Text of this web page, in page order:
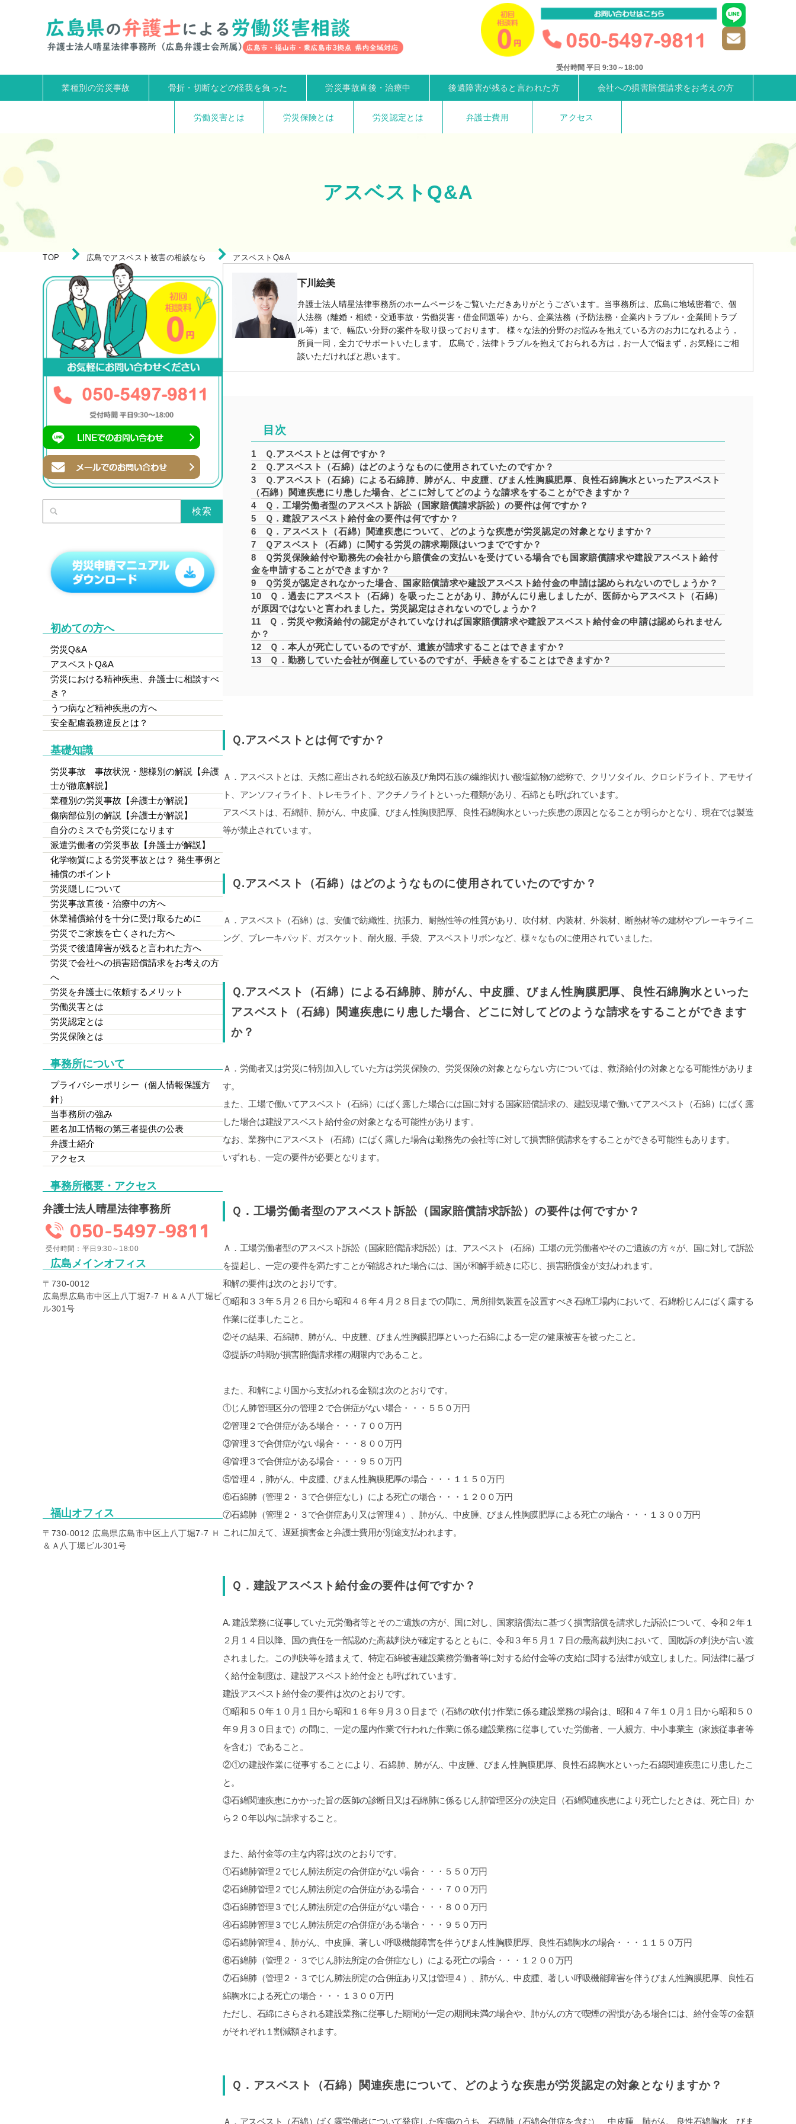
受付時間 平日 9:30～18:00
業種別の労災事故 骨折・切断などの怪我を負った 労災事故直後・治療中 後遺障害が残ると言われた方 会社への損害賠償請求をお考えの方
労働災害とは 労災保険とは 労災認定とは 弁護士費用 アクセス
アスベストQ&A
TOP 広島でアスベスト被害の相談なら アスベストQ&A
検索
初めての方へ
労災Q&A
アスベストQ&A
労災における精神疾患、弁護士に相談すべ
き？
うつ病など精神疾患の方へ
安全配慮義務違反とは？
基礎知識
労災事故 事故状況・態様別の解説【弁護
士が徹底解説】
業種別の労災事故【弁護士が解説】
傷病部位別の解説【弁護士が解説】
自分のミスでも労災になります
派遣労働者の労災事故【弁護士が解説】
化学物質による労災事故とは？ 発生事例と
補償のポイント
労災隠しについて
労災事故直後・治療中の方へ
休業補償給付を十分に受け取るために
労災でご家族を亡くされた方へ
労災で後遺障害が残ると言われた方へ
労災で会社への損害賠償請求をお考えの方
へ
労災を弁護士に依頼するメリット
労働災害とは
労災認定とは
労災保険とは
事務所について
プライバシーポリシー（個人情報保護方
針）
当事務所の強み
匿名加工情報の第三者提供の公表
弁護士紹介
アクセス
事務所概要・アクセス
弁護士法人晴星法律事務所
050-5497-9811
受付時間：平日9:30～18:00
広島メインオフィス
〒730-0012
広島県広島市中区上八丁堀7-7 Ｈ＆Ａ八丁堀ビ
ル301号
福山オフィス
〒730-0012 広島県広島市中区上八丁堀7-7 Ｈ
＆Ａ八丁堀ビル301号
下川絵美
弁護士法人晴星法律事務所のホームページをご覧いただきありがとうございます。当事務所は、広島に地域密着で、個
人法務（離婚・相続・交通事故・労働災害・借金問題等）から、企業法務（予防法務・企業内トラブル・企業間トラブ
ル等）まで、幅広い分野の案件を取り扱っております。 様々な法的分野のお悩みを抱えている方のお力になれるよう，
所員一同，全力でサポートいたします。 広島で，法律トラブルを抱えておられる方は，お一人で悩まず，お気軽にご相
談いただければと思います。
目次
1
Ｑ.アスベストとは何ですか？
2
Ｑ.アスベスト（石綿）はどのようなものに使用されていたのですか？
3
Ｑ.アスベスト（石綿）による石綿肺、肺がん、中皮腫、びまん性胸膜肥厚、良性石綿胸水といったアスベスト
（石綿）関連疾患にり患した場合、どこに対してどのような請求をすることができますか？
4
Ｑ．工場労働者型のアスベスト訴訟（国家賠償請求訴訟）の要件は何ですか？
5
Ｑ．建設アスベスト給付金の要件は何ですか？
6
Ｑ．アスベスト（石綿）関連疾患について、どのような疾患が労災認定の対象となりますか？
7
Ｑアスベスト（石綿）に関する労災の請求期限はいつまでですか？
8
Ｑ労災保険給付や勤務先の会社から賠償金の支払いを受けている場合でも国家賠償請求や建設アスベスト給付
金を申請することができますか？
9
Ｑ労災が認定されなかった場合、国家賠償請求や建設アスベスト給付金の申請は認められないのでしょうか？
10
Ｑ．過去にアスベスト（石綿）を吸ったことがあり、肺がんにり患しましたが、医師からアスベスト（石綿）
が原因ではないと言われました。労災認定はされないのでしょうか？
11
Ｑ．労災や救済給付の認定がされていなければ国家賠償請求や建設アスベスト給付金の申請は認められません
か？
12
Ｑ．本人が死亡しているのですが、遺族が請求することはできますか？
13
Ｑ．勤務していた会社が倒産しているのですが、手続きをすることはできますか？
Ｑ.アスベストとは何ですか？
Ａ．アスベストとは、天然に産出される蛇紋石族及び角閃石族の繊維状けい酸塩鉱物の総称で、クリソタイル、クロシドライト、アモサイ
ト、アンソフィライト、トレモライト、アクチノライトといった種類があり、石綿とも呼ばれています。
アスベストは、石綿肺、肺がん、中皮腫、びまん性胸膜肥厚、良性石綿胸水といった疾患の原因となることが明らかとなり、現在では製造
等が禁止されています。
Ｑ.アスベスト（石綿）はどのようなものに使用されていたのですか？
Ａ．アスベスト（石綿）は、安価で紡織性、抗張力、耐熱性等の性質があり、吹付材、内装材、外装材、断熱材等の建材やブレーキライニ
ング、ブレーキパッド、ガスケット、耐火服、手袋、アスベストリボンなど、様々なものに使用されていました。
Ｑ.アスベスト（石綿）による石綿肺、肺がん、中皮腫、びまん性胸膜肥厚、良性石綿胸水といった
アスベスト（石綿）関連疾患にり患した場合、どこに対してどのような請求をすることができます
か？
Ａ．労働者又は労災に特別加入していた方は労災保険の、労災保険の対象とならない方については、救済給付の対象となる可能性がありま
す。
また、工場で働いてアスベスト（石綿）にばく露した場合には国に対する国家賠償請求の、建設現場で働いてアスベスト（石綿）にばく露
した場合は建設アスベスト給付金の対象となる可能性があります。
なお、業務中にアスベスト（石綿）にばく露した場合は勤務先の会社等に対して損害賠償請求をすることができる可能性もあります。
いずれも、一定の要件が必要となります。
Ｑ．工場労働者型のアスベスト訴訟（国家賠償請求訴訟）の要件は何ですか？
Ａ．工場労働者型のアスベスト訴訟（国家賠償請求訴訟）は、アスベスト（石綿）工場の元労働者やそのご遺族の方々が、国に対して訴訟
を提起し、一定の要件を満たすことが確認された場合には、国が和解手続きに応じ、損害賠償金が支払われます。
和解の要件は次のとおりです。
①昭和３３年５月２６日から昭和４６年４月２８日までの間に、局所排気装置を設置すべき石綿工場内において、石綿粉じんにばく露する
作業に従事したこと。
②その結果、石綿肺、肺がん、中皮腫、びまん性胸膜肥厚といった石綿による一定の健康被害を被ったこと。
③提訴の時期が損害賠償請求権の期限内であること。
また、和解により国から支払われる金額は次のとおりです。
①じん肺管理区分の管理２で合併症がない場合・・・５５０万円
②管理２で合併症がある場合・・・７００万円
③管理３で合併症がない場合・・・８００万円
④管理３で合併症がある場合・・・９５０万円
⑤管理４，肺がん、中皮腫、びまん性胸膜肥厚の場合・・・１１５０万円
⑥石綿肺（管理２・３で合併症なし）による死亡の場合・・・１２００万円
⑦石綿肺（管理２・３で合併症あり又は管理４）、肺がん、中皮腫、びまん性胸膜肥厚による死亡の場合・・・１３００万円
これに加えて、遅延損害金と弁護士費用が別途支払われます。
Ｑ．建設アスベスト給付金の要件は何ですか？
A. 建設業務に従事していた元労働者等とそのご遺族の方が、国に対し、国家賠償法に基づく損害賠償を請求した訴訟について、令和２年１
２月１４日以降、国の責任を一部認めた高裁判決が確定するとともに、令和３年５月１７日の最高裁判決において、国敗訴の判決が言い渡
されました。この判決等を踏まえて、特定石綿被害建設業務労働者等に対する給付金等の支給に関する法律が成立しました。同法律に基づ
く給付金制度は、建設アスベスト給付金とも呼ばれています。
建設アスベスト給付金の要件は次のとおりです。
①昭和５０年１０月１日から昭和１６年９月３０日まで（石綿の吹付け作業に係る建設業務の場合は、昭和４７年１０月１日から昭和５０
年９月３０日まで）の間に、一定の屋内作業で行われた作業に係る建設業務に従事していた労働者、一人親方、中小事業主（家族従事者等
を含む）であること。
②①の建設作業に従事することにより、石綿肺、肺がん、中皮腫、びまん性胸膜肥厚、良性石綿胸水といった石綿関連疾患にり患したこ
と。
③石綿関連疾患にかかった旨の医師の診断日又は石綿肺に係るじん肺管理区分の決定日（石綿関連疾患により死亡したときは、死亡日）か
ら２０年以内に請求すること。
また、給付金等の主な内容は次のとおりです。
①石綿肺管理２でじん肺法所定の合併症がない場合・・・５５０万円
②石綿肺管理２でじん肺法所定の合併症がある場合・・・７００万円
③石綿肺管理３でじん肺法所定の合併症がない場合・・・８００万円
④石綿肺管理３でじん肺法所定の合併症がある場合・・・９５０万円
⑤石綿肺管理４、肺がん、中皮腫、著しい呼吸機能障害を伴うびまん性胸膜肥厚、良性石綿胸水の場合・・・１１５０万円
⑥石綿肺（管理２・３でじん肺法所定の合併症なし）による死亡の場合・・・１２００万円
⑦石綿肺（管理２・３でじん肺法所定の合併症あり又は管理４）、肺がん、中皮腫、著しい呼吸機能障害を伴うびまん性胸膜肥厚、良性石
綿胸水による死亡の場合・・・１３００万円
ただし、石綿にさらされる建設業務に従事した期間が一定の期間未満の場合や、肺がんの方で喫煙の習慣がある場合には、給付金等の金額
がそれぞれ１割減額されます。
Ｑ．アスベスト（石綿）関連疾患について、どのような疾患が労災認定の対象となりますか？
Ａ．アスベスト（石綿）ばく露労働者について発症した疾病のうち、石綿肺（石綿合併症を含む）、中皮腫、肺がん、良性石綿胸水、びま